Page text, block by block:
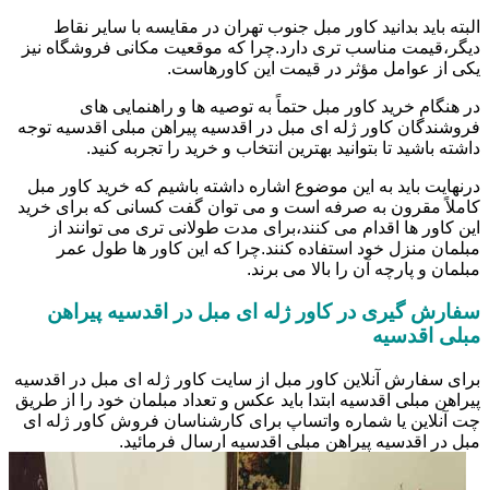
البته باید بدانید کاور مبل جنوب تهران در مقایسه با سایر نقاط
دیگر،قیمت مناسب تری دارد.چرا که موقعیت مکانی فروشگاه نیز
یکی از عوامل مؤثر در قیمت این کاورهاست.
در هنگام خرید کاور مبل حتماً به توصیه ها و راهنمایی های
فروشندگان کاور ژله ای مبل در اقدسیه پیراهن مبلی اقدسیه توجه
داشته باشید تا بتوانید بهترین انتخاب و خرید را تجربه کنید.
درنهایت باید به این موضوع اشاره داشته باشیم که خرید کاور مبل
کاملاً مقرون به صرفه است و می توان گفت کسانی که برای خرید
این کاور ها اقدام می کنند،برای مدت طولانی تری می توانند از
مبلمان منزل خود استفاده کنند.چرا که این کاور ها طول عمر
مبلمان و پارچه آن را بالا می برند.
سفارش گیری در کاور ژله ای مبل در اقدسیه پیراهن
مبلی اقدسیه
برای سفارش آنلاین کاور مبل از سایت کاور ژله ای مبل در اقدسیه
پیراهن مبلی اقدسیه ابتدا باید عکس و تعداد مبلمان خود را از طریق
چت آنلاین یا شماره واتساپ برای کارشناسان فروش کاور ژله ای
مبل در اقدسیه پیراهن مبلی اقدسیه ارسال فرمائید.